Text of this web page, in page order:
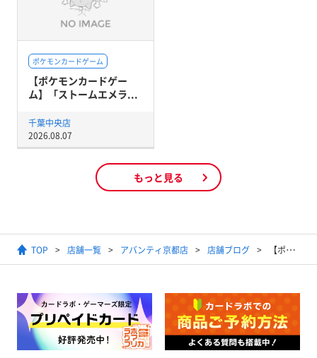
ポケモンカードゲーム
【ポケモンカードゲー
ム】「ストームエメラ...
千葉中央店
2026.08.07
もっと見る
TOP 店舗一覧 アバンティ京都店 店舗ブログ 【ポケモンカード】2024年5月1日開催ジムバトル(スタンダード)結果発表【優勝デッキ】